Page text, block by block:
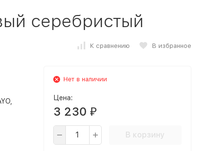
серебристый
К сравнению В избранное
Нет в наличии
Цена:
3 230 ₽
В корзину